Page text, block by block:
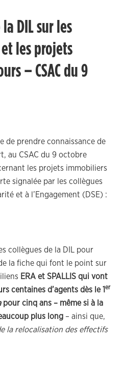
la DIL sur les
les projets
– CSAC du 9
de prendre connaissance de
au CSAC du 9 octobre
les projets immobiliers
signalée par les collègues
et à l’Engagement (DSE) :
collègues de la DIL pour
la fiche qui font le point sur
ERA et SPALLIS qui vont
centaines d’agents dès le 1er
pour cinq ans – même si à la
plus long – ainsi que,
la relocalisation des effectifs